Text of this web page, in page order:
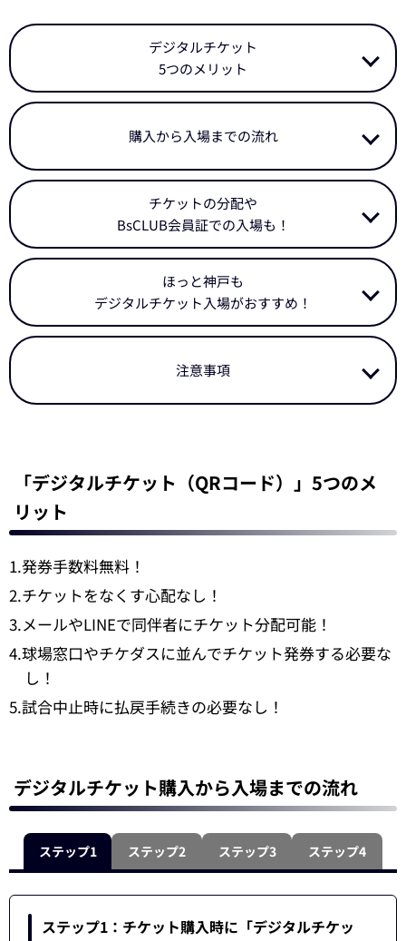
デジタルチケット
5つのメリット
購入から入場までの流れ
チケットの分配や
BsCLUB会員証での入場も！
ほっと神戸も
デジタルチケット入場がおすすめ！
注意事項
「デジタルチケット（QRコード）」5つのメ
リット
1.発券手数料無料！
2.チケットをなくす心配なし！
3.メールやLINEで同伴者にチケット分配可能！
4.球場窓口やチケダスに並んでチケット発券する必要な
し！
5.試合中止時に払戻手続きの必要なし！
デジタルチケット購入から入場までの流れ
ステップ1 ステップ2 ステップ3 ステップ4
ステップ1：チケット購入時に「デジタルチケッ